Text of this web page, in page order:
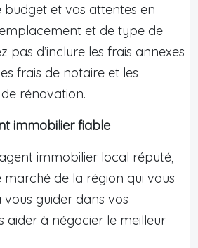
et vos attentes en
et de type de
pas d’inclure les frais annexes
frais de notaire et les
rénovation.
immobilier fiable
immobilier local réputé,
de la région qui vous
guider dans vos
aider à négocier le meilleur